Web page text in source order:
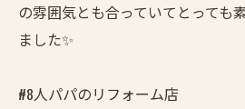
の雰囲気とも合っていてとっても
ました✨️
#8人パパのリフォーム店